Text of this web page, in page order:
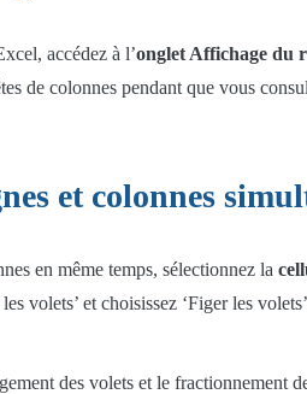
accédez à l’onglet Affichage du
de colonnes pendant que vous
et colonnes
en même temps, sélectionnez la
volets’ et choisissez ‘Figer les
des volets et le fractionnement